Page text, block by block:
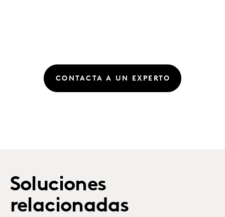
CONTACTA A UN EXPERTO
Soluciones
relacionadas